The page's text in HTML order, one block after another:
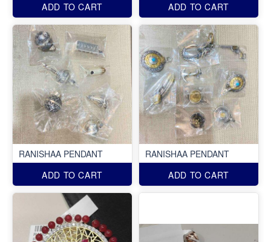
ADD TO CART
ADD TO CART
RANISHAA PENDANT
ADD TO CART
RANISHAA PENDANT
ADD TO CART